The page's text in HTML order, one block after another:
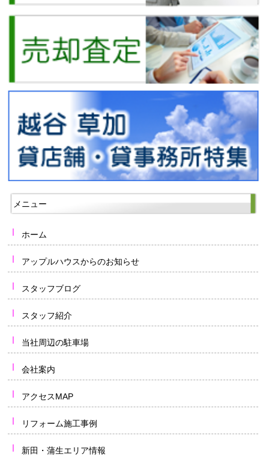
メニュー
ホーム
アップルハウスからのお知らせ
スタッフブログ
スタッフ紹介
当社周辺の駐車場
会社案内
アクセスMAP
リフォーム施工事例
新田・蒲生エリア情報